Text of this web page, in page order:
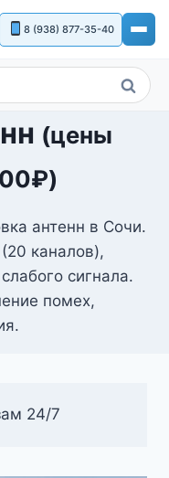
8 (938) 877-35-40
Поиск
(цены
₽)
антенн в Сочи.
каналов),
сигнала.
помех,
24/7